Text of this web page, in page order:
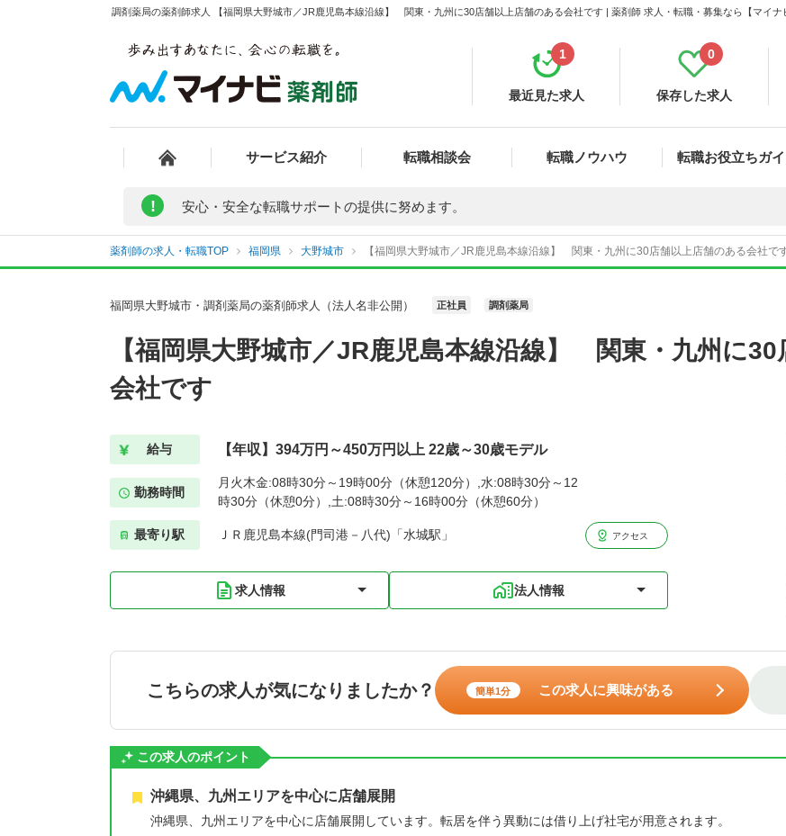
調剤薬局の薬剤師求人 【福岡県大野城市／JR鹿児島本線沿線】 関東・九州に30店舗以上店舗のある会社です | 薬剤師 求人・転職・募集なら【マイナ
最近見た求人
1
保存した求人
0
サービス紹介 転職相談会 転職ノウハウ 転職お役立ちガ
! 安心・安全な転職サポートの提供に努めます。
薬剤師の求人・転職TOP 福岡県 大野城市 【福岡県大野城市／JR鹿児島本線沿線】 関東・九州に30店舗以上店舗のある会社で
福岡県大野城市・調剤薬局の薬剤師求人（法人名非公開） 正社員 調剤薬局
【福岡県大野城市／JR鹿児島本線沿線】 関東・九州に30
会社です
給与 【年収】394万円～450万円以上 22歳～30歳モデル
勤務時間
月火木金:08時30分～19時00分（休憩120分）,水:08時30分～12
時30分（休憩0分）,土:08時30分～16時00分（休憩60分）
最寄り駅 ＪＲ鹿児島本線(門司港－八代)「水城駅」 アクセス
求人情報 法人情報
こちらの求人が気になりましたか？ 簡単1分 この求人に興味がある
この求人のポイント
沖縄県、九州エリアを中心に店舗展開
沖縄県、九州エリアを中心に店舗展開しています。転居を伴う異動には借り上げ社宅が用意されます。